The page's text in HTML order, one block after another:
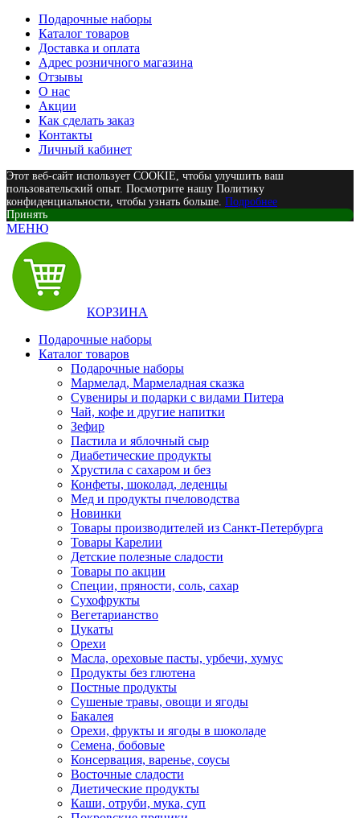
Подарочные наборы
Каталог товаров
Доставка и оплата
Адрес розничного магазина
Отзывы
О нас
Акции
Как сделать заказ
Контакты
Личный кабинет
Этот веб-сайт использует COOKIE, чтобы улучшить ваш
пользовательский опыт. Посмотрите нашу Политику
конфиденциальности, чтобы узнать больше. Подробнее
Принять
МЕНЮ
КОРЗИНА
Подарочные наборы
Каталог товаров
Подарочные наборы
Мармелад, Мармеладная сказка
Сувениры и подарки с видами Питера
Чай, кофе и другие напитки
Зефир
Пастила и яблочный сыр
Диабетические продукты
Хрустила с сахаром и без
Конфеты, шоколад, леденцы
Мед и продукты пчеловодства
Новинки
Товары производителей из Санкт-Петербурга
Товары Карелии
Детские полезные сладости
Товары по акции
Специи, пряности, соль, сахар
Сухофрукты
Вегетарианство
Цукаты
Орехи
Масла, ореховые пасты, урбечи, хумус
Продукты без глютена
Постные продукты
Сушеные травы, овощи и ягоды
Бакалея
Орехи, фрукты и ягоды в шоколаде
Семена, бобовые
Консервация, варенье, соусы
Восточные сладости
Диетические продукты
Каши, отруби, мука, суп